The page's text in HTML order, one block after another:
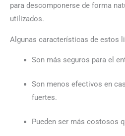
para descomponerse de forma
utilizados.
Algunas características de estos
Son más seguros para el
Son menos efectivos en
fuertes.
Pueden ser más costosos